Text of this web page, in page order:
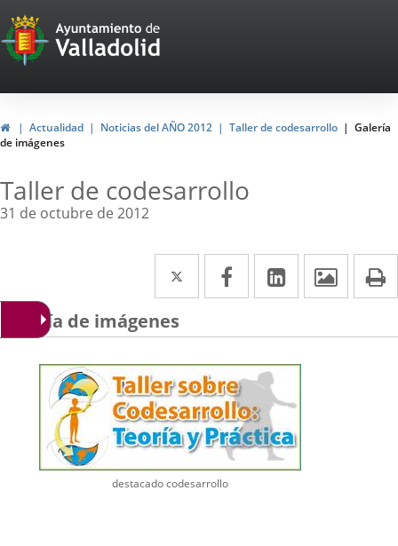
Portal
Web
del
Ayuntamiento
de
Valladolid
InicioActualidad Noticias del AÑO 2012 Taller de codesarrollo
Galería
de imágenes
Taller de codesarrollo
31 de octubre de 2012
Twitter
Enlace
a
una
aplicación
externa.
Facebook
Enlace
a
una
aplicación
externa.
LinkedIn
Enlace
a
una
aplicación
Galería de imágenes
destacado codesarrollo